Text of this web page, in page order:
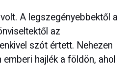
A legszegényebbektől a
az
szót értett. Nehezen
emberi hajlék a földön, ahol